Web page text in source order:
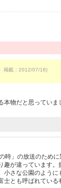
掲載：2012/07/18)
本物だと思ってい
」の放送のために
が違っています。
小さな公園のよう
とも呼ばれてい